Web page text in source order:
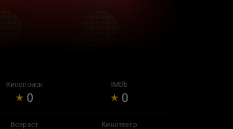
Кинопоиск
0
IMDb
0
Возраст Кинотеатр